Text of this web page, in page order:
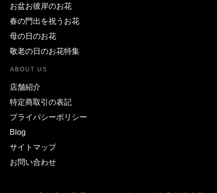
お盆お彼岸のお花
春の門出を祝うお花
母の日のお花
敬老の日のお花特集
ABOUT US
店舗紹介
特定商取引の表記
プライバシーポリシー
Blog
サイトマップ
お問い合わせ